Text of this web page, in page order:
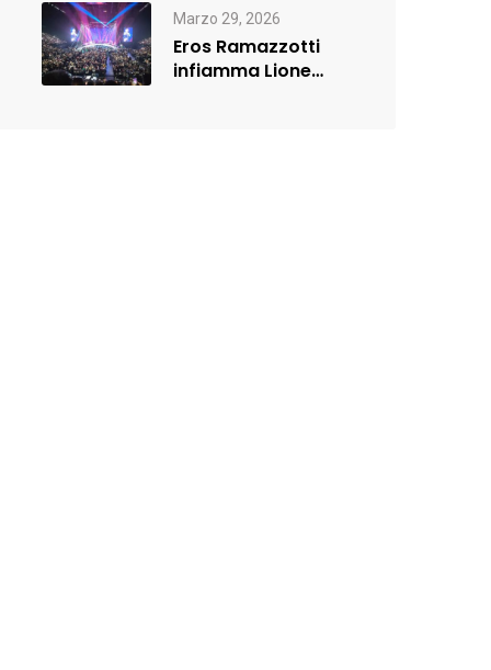
Marzo 29, 2026
Eros Ramazzotti
infiamma Lione